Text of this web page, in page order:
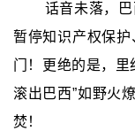
话音未落，
暂停知识产权保
门！更绝的是，里
滚出巴西”如野火
焚！